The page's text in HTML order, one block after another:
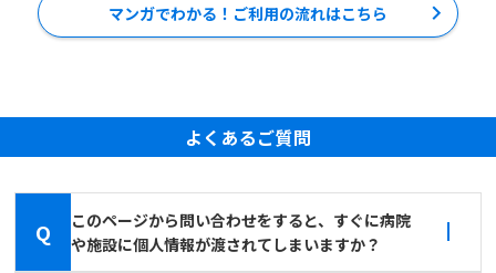
マンガでわかる！ご利用の流れはこちら
よくあるご質問
Q
このページから問い合わせをすると、すぐに病院
や施設に個人情報が渡されてしまいますか？